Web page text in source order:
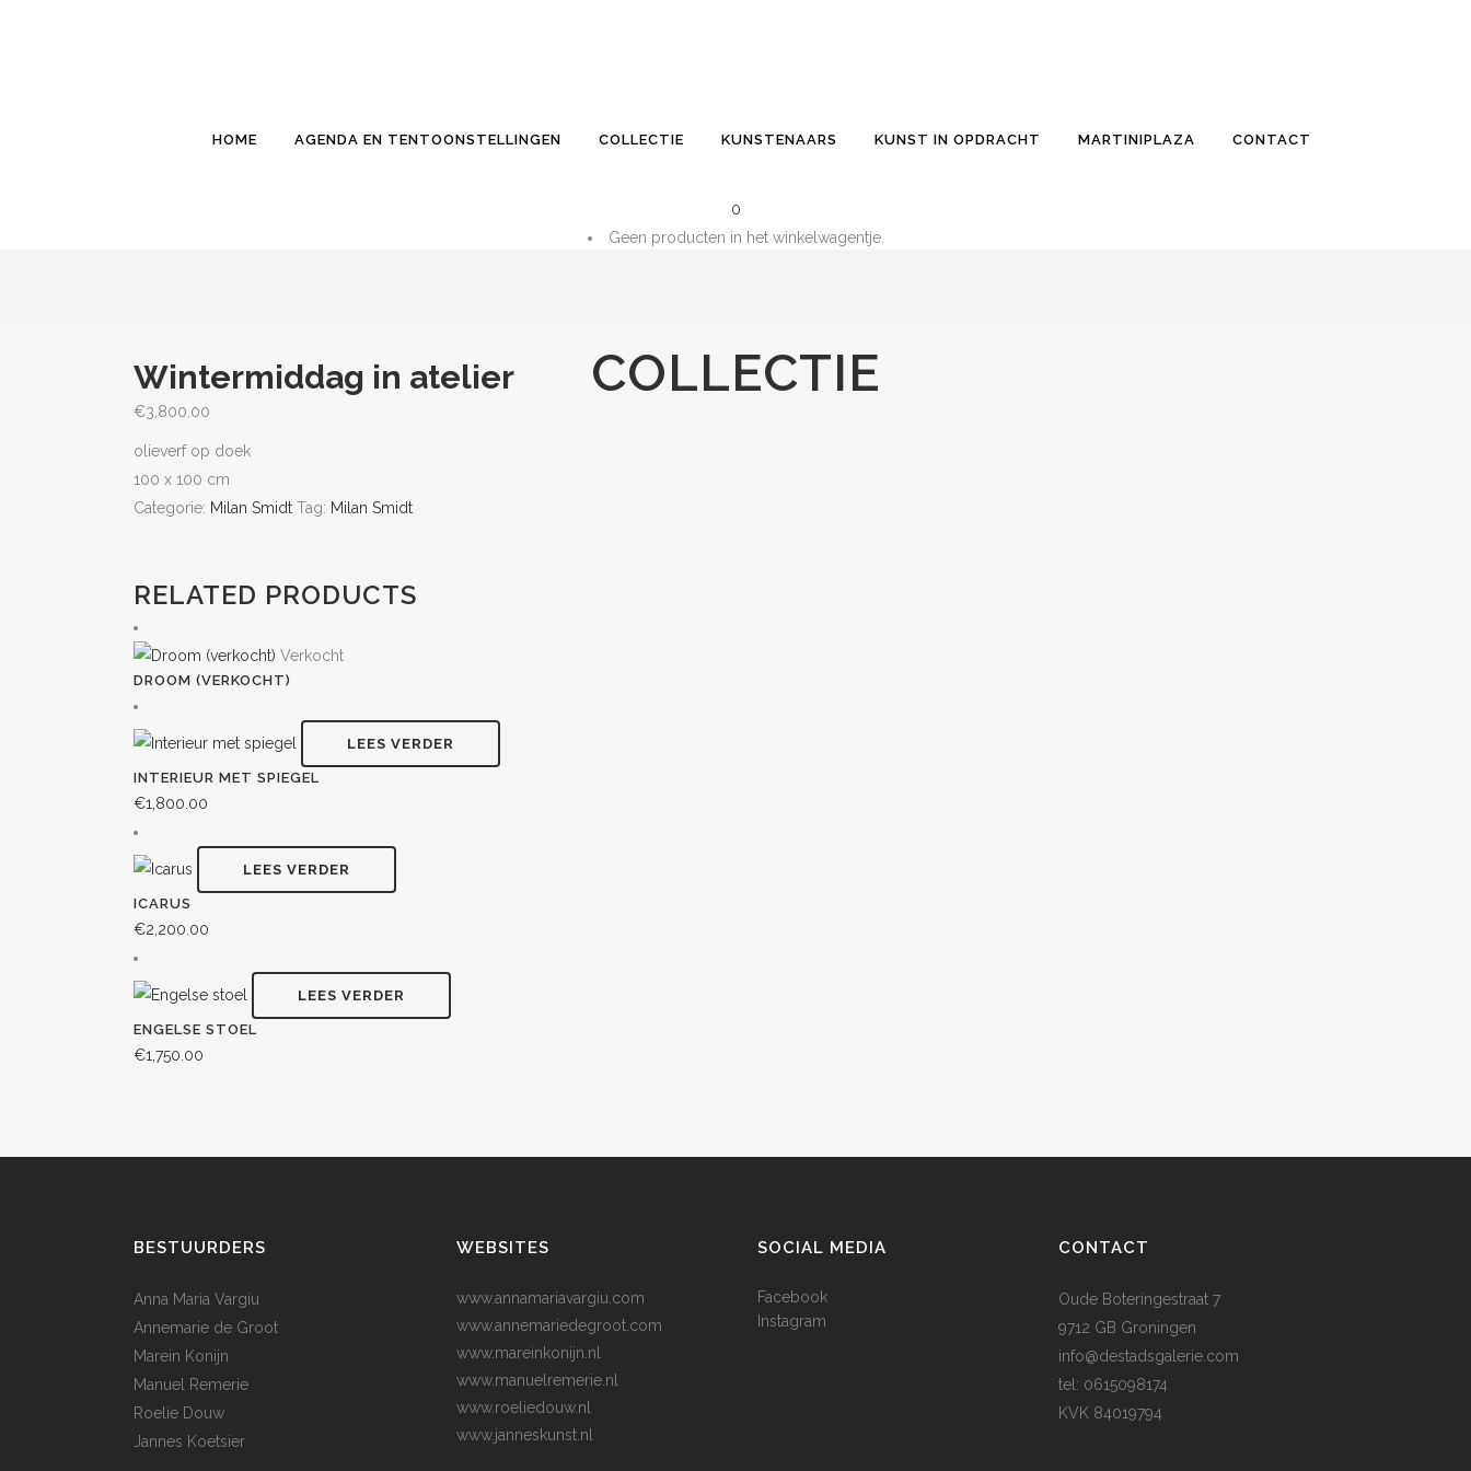
HOME AGENDA EN TENTOONSTELLINGEN COLLECTIE KUNSTENAARS KUNST IN OPDRACHT MARTINIPLAZA CONTACT
0
Geen producten in het winkelwagentje.
COLLECTIE
Wintermiddag in atelier
€3,800.00
olieverf op doek
100 x 100 cm
Categorie: Milan Smidt Tag: Milan Smidt
RELATED PRODUCTS
Verkocht
DROOM (VERKOCHT)
LEES VERDER
INTERIEUR MET SPIEGEL
€1,800.00
LEES VERDER
ICARUS
€2,200.00
LEES VERDER
ENGELSE STOEL
€1,750.00
BESTUURDERS
Anna Maria Vargiu
Annemarie de Groot
Marein Konijn
Manuel Remerie
Roelie Douw
Jannes Koetsier
WEBSITES
www.annamariavargiu.com
www.annemariedegroot.com
www.mareinkonijn.nl
www.manuelremerie.nl
www.roeliedouw.nl
www.janneskunst.nl
SOCIAL MEDIA
Facebook
Instagram
CONTACT
Oude Boteringestraat 7
9712 GB Groningen
info@destadsgalerie.com
tel: 0615098174
KVK 84019794